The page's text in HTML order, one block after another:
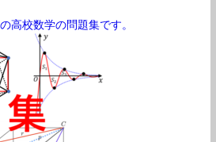
高校数学の問題集です。